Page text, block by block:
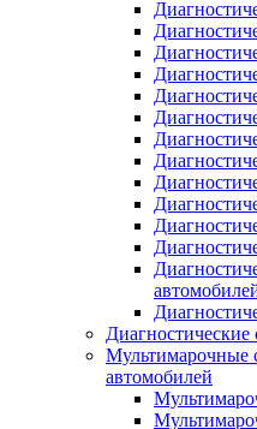
Мультимарочные
автомобилей